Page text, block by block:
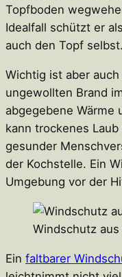
Topfboden
Idealfall schützt er
auch den Topf selbst.
Wichtig ist aber
ungewollten Brand
abgegebene Wärme
kann trockenes
gesunder
der Kochstelle. Ein
Umgebung vor der
Windschutz
Ein faltbarer